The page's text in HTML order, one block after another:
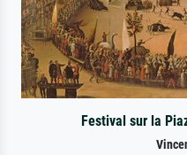
Festival sur la